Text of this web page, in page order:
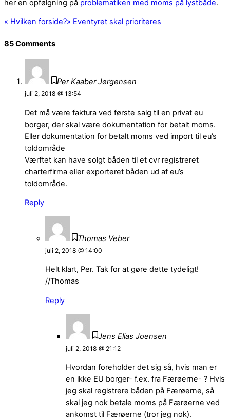
her en opfølgning på problematiken med moms på lystbåde.
« Hvilken forside?» Eventyret skal prioriteres
85 Comments
Per Kaaber Jørgensen
juli 2, 2018 @ 13:54
Det må være faktura ved første salg til en privat eu
borger, der skal være dokumentation for betalt moms.
Eller dokumentation for betalt moms ved import til eu’s
toldområde
Værftet kan have solgt båden til et cvr registreret
charterfirma eller exporteret båden ud af eu’s
toldområde.
Reply
Thomas Veber
juli 2, 2018 @ 14:00
Helt klart, Per. Tak for at gøre dette tydeligt!
//Thomas
Reply
Jens Elias Joensen
juli 2, 2018 @ 21:12
Hvordan foreholder det sig så, hvis man er
en ikke EU borger- f.ex. fra Færøerne- ? Hvis
jeg skal registrere båden på Færøerne, så
skal jeg nok betale moms på Færøerne ved
ankomst til Færøerne (tror jeg nok).